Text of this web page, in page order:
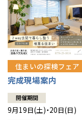
住まいの探検フェア
完成現場案内
開催期間
9月19日(土)・20日(日)